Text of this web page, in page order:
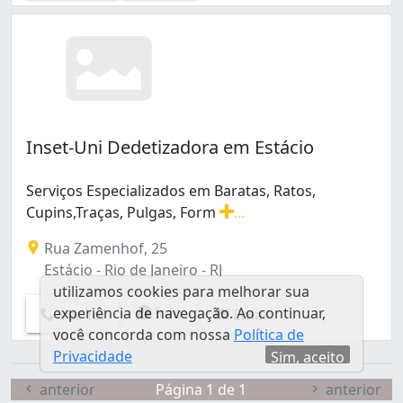
Rio Comprido (6)
Santíssimo (1)
Senador Camará (3)
Senador Vasconcelos (4)
São Cristóvão (8)
Tanque (2)
Taquara (11)
Tauá (4)
Tijuca (5)
Tomás Coelho (3)
Vargem Pequena (2)
Inset-Uni Dedetizadora em Estácio
Serviços Especializados em Baratas, Ratos,
Cupins,Traças, Pulgas, Form
Rua Zamenhof, 25
Estácio - Rio de Janeiro - RJ
Ver Tel Info Email
anterior Página 1 de 1 anterior
utilizamos cookies para melhorar sua
experiência de navegação. Ao continuar,
você concorda com nossa Política de
Privacidade
Sim, aceito